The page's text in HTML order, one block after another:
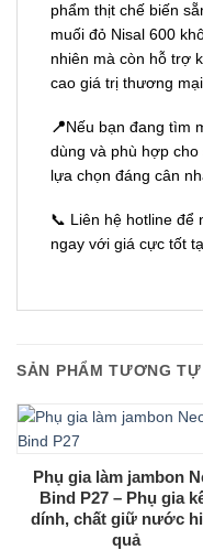
phẩm thịt chế biến
muối đỏ Nisal 600
nhiên mà còn hỗ trợ
cao giá trị thương
📍Nếu bạn đang tìm
dùng và phù hợp
lựa chọn đáng cân
📞 Liên hệ hotline để
ngay với giá cực tốt
SẢN PHẨM TƯƠNG TỰ
Phụ gia làm jambon
Bind P27 – Phụ gia
dính, chất giữ nước
quả